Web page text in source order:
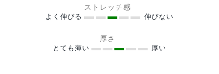
ストレッチ感
よく伸びる 伸びない
厚さ
とても薄い 厚い